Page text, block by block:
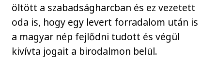
öltött a szabadságharcban és ez vezetett
oda is, hogy egy levert forradalom után is
a magyar nép fejlődni tudott és végül
kivívta jogait a birodalmon belül.